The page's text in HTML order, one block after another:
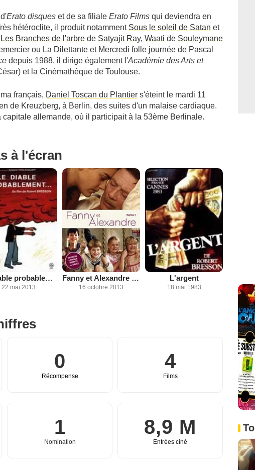
Erato disques et de sa filiale Erato Films qui deviendra en
hétéroclite, il produit notamment Sous le soleil de Satan et
Les Branches de l'arbre de Satyajit Ray, Waati de Souleymane
ou La Dilettante et Mercredi folle journée de Pascal
depuis 1988, il dirige également l'Académie des Arts et
et la Cinémathèque de Toulouse.
français, Daniel Toscan du Plantier s'éteint le mardi 11
de Kreuzberg, à Berlin, des suites d'un malaise cardiaque.
allemande, où il participait à la 53ème Berlinale.
à l'écran
Le Diable probablement
22 mai 2013
Fanny et Alexandre - Partie 1
16 octobre 2013
L'argent
18 mai 1983
0
Récompense
4
Films
1
Nomination
8,9 M
Entrées ciné